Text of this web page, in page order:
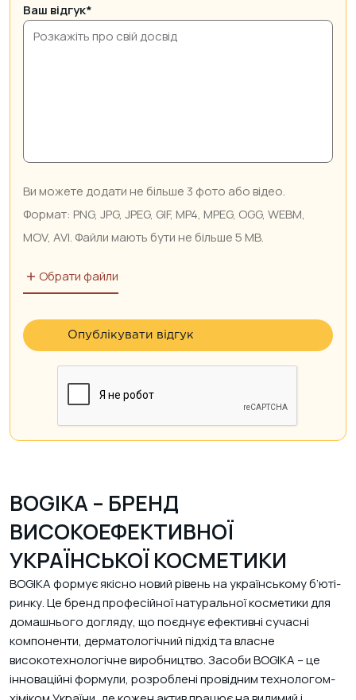
Ваш відгук*
Обрати файли
BOGIKA – БРЕНД
ВИСОКОЕФЕКТИВНОЇ
УКРАЇНСЬКОЇ КОСМЕТИКИ
BOGIKA формує якісно новий рівень на українському б’юті-
ринку. Це бренд професійної натуральної косметики для
домашнього догляду, що поєднує ефективні сучасні
компоненти, дерматологічний підхід та власне
високотехнологічне виробництво. Засоби BOGIKA – це
інноваційні формули, розроблені провідним технологом-